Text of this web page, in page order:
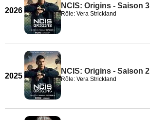
2026
NCIS: Origins - Saison 3
Rôle: Vera Strickland
2025
NCIS: Origins - Saison 2
Rôle: Vera Strickland